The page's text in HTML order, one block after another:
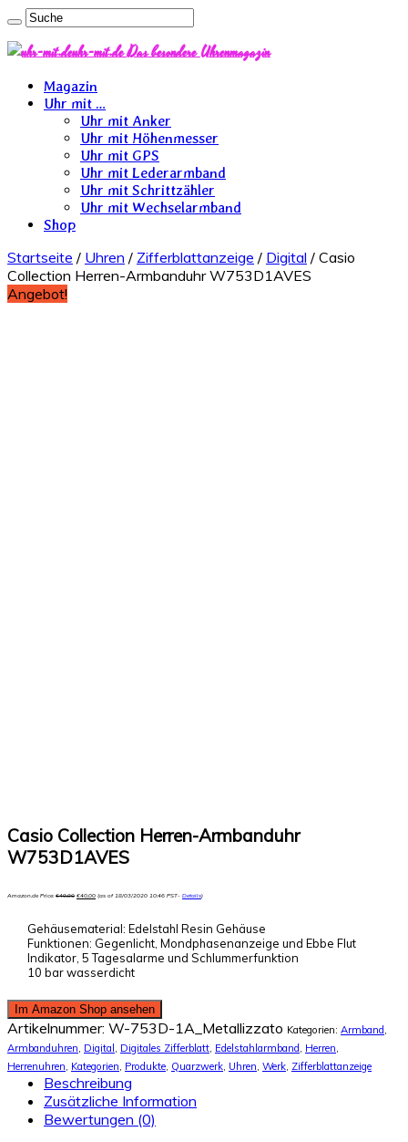
uhr-mit.de Das besondere Uhrenmagazin
Magazin
Uhr mit …
Uhr mit Anker
Uhr mit Höhenmesser
Uhr mit GPS
Uhr mit Lederarmband
Uhr mit Schrittzähler
Uhr mit Wechselarmband
Shop
Startseite / Uhren / Zifferblattanzeige / Digital / Casio
Collection Herren-Armbanduhr W753D1AVES
Angebot!
Casio Collection Herren-Armbanduhr
W753D1AVES
Amazon.de Price:€49,90 €40,00 (as of 18/03/2020 10:46 PST- Details)
Gehäusematerial: Edelstahl Resin Gehäuse
Funktionen: Gegenlicht, Mondphasenanzeige und Ebbe Flut
Indikator, 5 Tagesalarme und Schlummerfunktion
10 bar wasserdicht
Im Amazon Shop ansehen
Artikelnummer: W-753D-1A_Metallizzato Kategorien: Armband ,
Armbanduhren, Digital , Digitales Zifferblatt, Edelstahlarmband , Herren,
Herrenuhren, Kategorien, Produkte, Quarzwerk, Uhren, Werk, Zifferblattanzeige
Beschreibung
Zusätzliche Information
Bewertungen (0)